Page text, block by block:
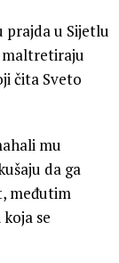
u Sijetlu
maltretiraju
čita Sveto
mu
da ga
međutim
se